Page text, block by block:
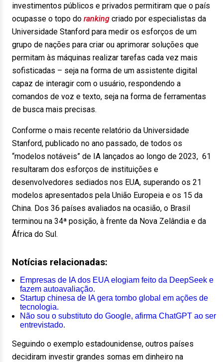
investimentos públicos e privados permitiram que o país
ocupasse o topo do ranking criado por especialistas da
Universidade Stanford para medir os esforços de um
grupo de nações para criar ou aprimorar soluções que
permitam às máquinas realizar tarefas cada vez mais
sofisticadas – seja na forma de um assistente digital
capaz de interagir com o usuário, respondendo a
comandos de voz e texto, seja na forma de ferramentas
de busca mais precisas.
Conforme o mais recente relatório da Universidade
Stanford, publicado no ano passado, de todos os
“modelos notáveis” de IA lançados ao longo de 2023, 61
resultaram dos esforços de instituições e
desenvolvedores sediados nos EUA, superando os 21
modelos apresentados pela União Europeia e os 15 da
China. Dos 36 países avaliados na ocasião, o Brasil
terminou na 34ª posição, à frente da Nova Zelândia e da
África do Sul.
Notícias relacionadas:
Empresas de IA dos EUA elogiam feito da DeepSeek e
fazem autoavaliação.
Startup chinesa de IA gera tombo global em ações de
tecnologia.
Não sou o substituto do Google, afirma ChatGPT ao ser
entrevistado.
Seguindo o exemplo estadounidense, outros países
decidiram investir grandes somas em dinheiro na